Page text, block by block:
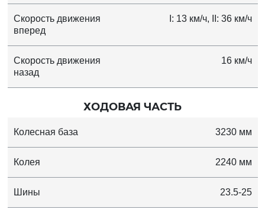
Скорость движения
вперед
I: 13 км/ч, II: 36 км/ч
Скорость движения
назад
16 км/ч
ХОДОВАЯ ЧАСТЬ
Колесная база 3230 мм
Колея 2240 мм
Шины 23.5-25